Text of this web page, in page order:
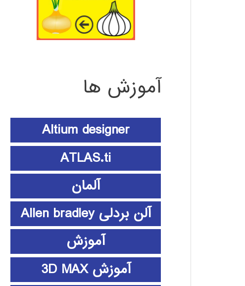
آموزش ها
Altium designer
ATLAS.ti
آلمان
آلن بردلی Allen bradley
آموزش
آموزش 3D MAX